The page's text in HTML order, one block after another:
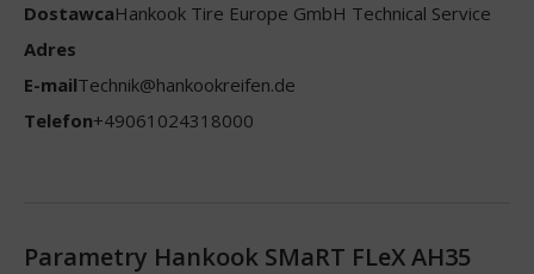
DostawcaHankook Tire Europe GmbH Technical Service
Adres
E-mailTechnik@hankookreifen.de
Telefon+49061024318000
Parametry Hankook SMaRT FLeX AH35